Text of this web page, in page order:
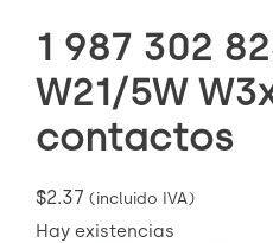
1 987 302
W21/5W
contactos
$2.37 (incluido IVA)
Hay existencias